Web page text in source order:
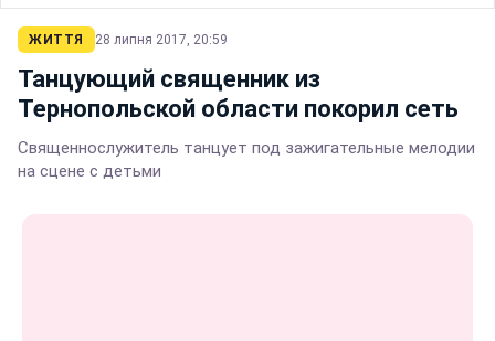
ЖИТТЯ 28 липня 2017, 20:59
Танцующий священник из
Тернопольской области покорил сеть
Священнослужитель танцует под зажигательные мелодии
на сцене с детьми